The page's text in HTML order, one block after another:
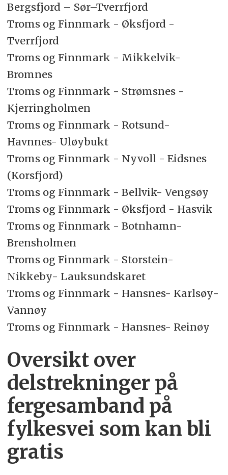
Bergsfjord – Sør–Tverrfjord
Troms og Finnmark - Øksfjord -
Tverrfjord
Troms og Finnmark - Mikkelvik-
Bromnes
Troms og Finnmark - Strømsnes -
Kjerringholmen
Troms og Finnmark - Rotsund-
Havnnes- Uløybukt
Troms og Finnmark - Nyvoll - Eidsnes
(Korsfjord)
Troms og Finnmark - Bellvik- Vengsøy
Troms og Finnmark - Øksfjord - Hasvik
Troms og Finnmark - Botnhamn-
Brensholmen
Troms og Finnmark - Storstein-
Nikkeby- Lauksundskaret
Troms og Finnmark - Hansnes- Karlsøy-
Vannøy
Troms og Finnmark - Hansnes- Reinøy
Oversikt over
delstrekninger på
fergesamband på
fylkesvei som kan bli
gratis